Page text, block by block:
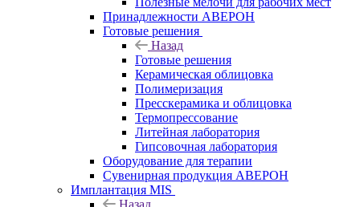
Принадлежности АВЕРОН
Готовые решения
Назад
Готовые решения
Керамическая облицовка
Полимеризация
Пресскерамика и облицовка
Термопрессование
Литейная лаборатория
Гипсовочная лаборатория
Оборудование для терапии
Сувенирная продукция АВЕРОН
Имплантация MIS
Назад